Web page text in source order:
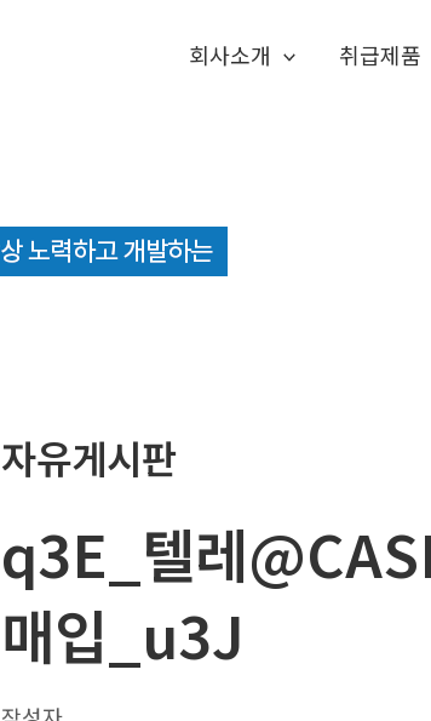
회사소개 취급제품
자유게시판
q3E_텔레
매입_u3J